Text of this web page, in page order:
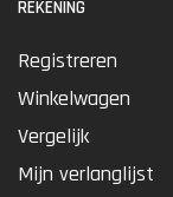
REKENING
Registreren
Winkelwagen
Vergelijk
Mijn verlanglijst